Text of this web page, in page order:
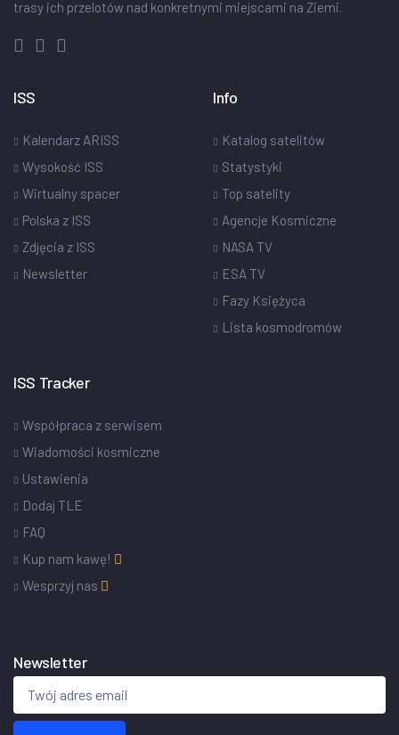
trasy ich przelotów nad konkretnymi miejscami na Ziemi.
ISS
Kalendarz ARISS
Wysokość ISS
Wirtualny spacer
Polska z ISS
Zdjęcia z ISS
Newsletter
Info
Katalog satelitów
Statystyki
Top satelity
Agencje Kosmiczne
NASA TV
ESA TV
Fazy Księżyca
Lista kosmodromów
ISS Tracker
Współpraca z serwisem
Wiadomości kosmiczne
Ustawienia
Dodaj TLE
FAQ
Kup nam kawę!
Wesprzyj nas
Newsletter